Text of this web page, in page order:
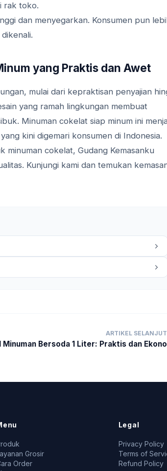
rak toko.
dan menyegarkan. Konsumen pun
yang Praktis dan Awet
mulai dari kepraktisan penyajian
yang ramah lingkungan membuat
Minuman cokelat siap minum ini
yang kini digemari konsumen di Indonesia.
cokelat, Gudang Kemasanku
Kunjungi kami dan temukan
ARTIKEL
Minuman Bersoda 1 Liter: Praktis dan
Grosir
Order
Legal
Privacy Policy
Terms of
Refund Policy